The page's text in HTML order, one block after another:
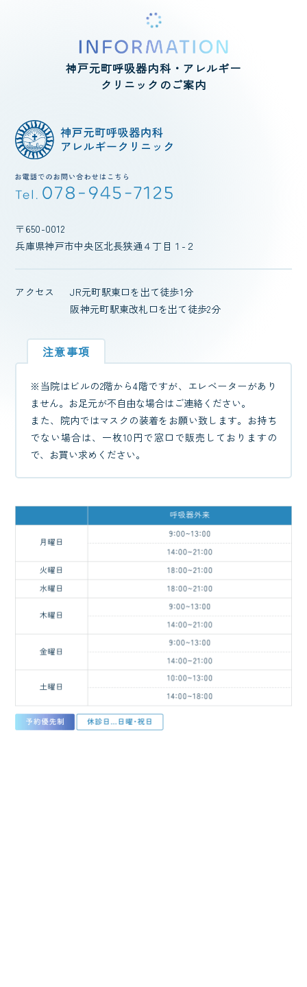
神戸元町呼吸器内科・アレルギー
クリニック のご案内
〒650-0012
兵庫県神戸市中央区北長狭通４丁目１-２
アクセス
JR元町駅東口を出て徒歩1分
阪神元町駅東改札口を出て徒歩2分
注意事項
※当院はビルの2階から4階ですが、エレベーターがあり
ません。お足元が不自由な場合はご連絡ください。
また、院内ではマスクの装着をお願い致します。お持ち
でない場合は、一枚10円で窓口で販売しておりますの
で、お買い求めください。